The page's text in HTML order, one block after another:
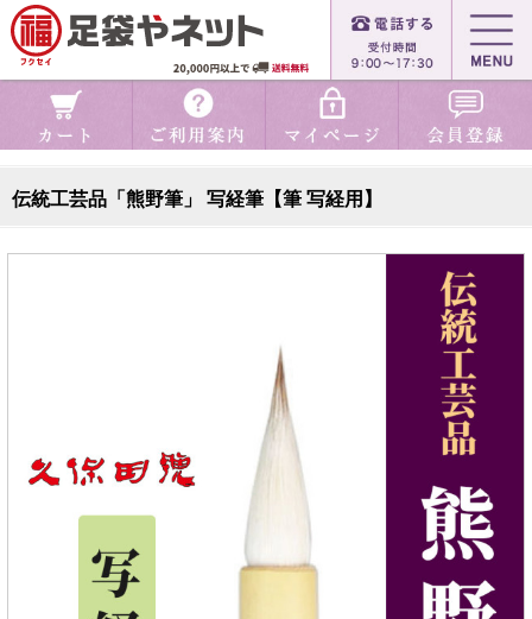
伝統工芸品「熊野筆」 写経筆【筆 写経用】